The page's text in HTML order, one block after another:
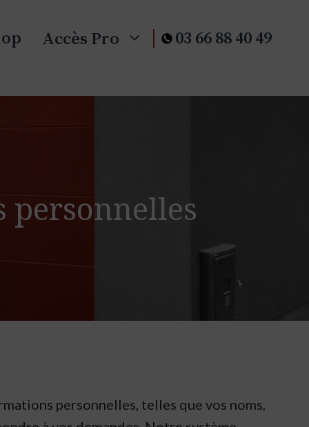
Accès Pro
03 66 88 40 49
personnelles
personnelles, telles que vos noms,